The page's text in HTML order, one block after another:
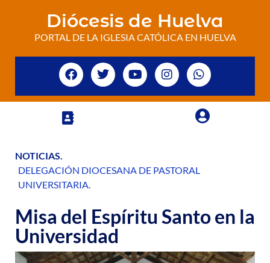
Diócesis de Huelva
PORTAL DE LA IGLESIA CATÓLICA EN HUELVA
NOTICIAS.
DELEGACIÓN DIOCESANA DE PASTORAL
UNIVERSITARIA.
Misa del Espíritu Santo en la
Universidad